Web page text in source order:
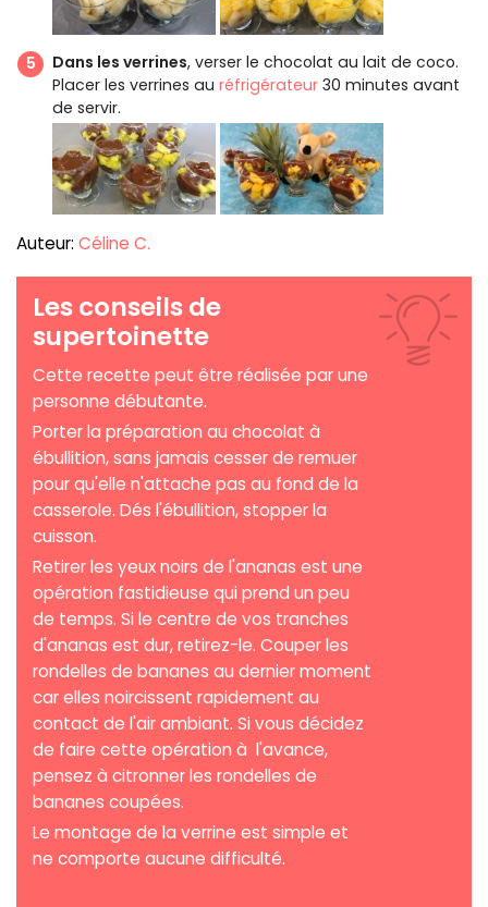
Dans les verrines, verser le chocolat au lait de coco.
Placer les verrines au réfrigérateur 30 minutes avant
de servir.
Auteur: Céline C.
Les conseils de
supertoinette
Cette recette peut être réalisée par une
personne débutante.
Porter la préparation au chocolat à
ébullition, sans jamais cesser de remuer
pour qu'elle n'attache pas au fond de la
casserole. Dés l'ébullition, stopper la
cuisson.
Retirer les yeux noirs de l'ananas est une
opération fastidieuse qui prend un peu
de temps. Si le centre de vos tranches
d'ananas est dur, retirez-le. Couper les
rondelles de bananes au dernier moment
car elles noircissent rapidement au
contact de l'air ambiant. Si vous décidez
de faire cette opération à l'avance,
pensez à citronner les rondelles de
bananes coupées.
Le montage de la verrine est simple et
ne comporte aucune difficulté.